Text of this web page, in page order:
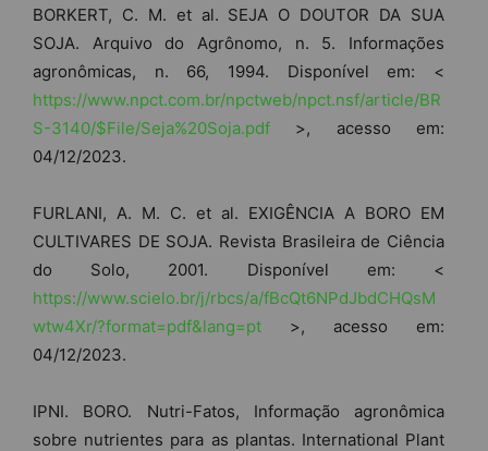
BORKERT, C. M. et al. SEJA O DOUTOR DA SUA
SOJA. Arquivo do Agrônomo, n. 5. Informações
agronômicas, n. 66, 1994. Disponível em: <
https://www.npct.com.br/npctweb/npct.nsf/article/BR
S-3140/$File/Seja%20Soja.pdf >, acesso em:
04/12/2023.
FURLANI, A. M. C. et al. EXIGÊNCIA A BORO EM
CULTIVARES DE SOJA. Revista Brasileira de Ciência
do Solo, 2001. Disponível em: <
https://www.scielo.br/j/rbcs/a/fBcQt6NPdJbdCHQsM
wtw4Xr/?format=pdf&lang=pt >, acesso em:
04/12/2023.
IPNI. BORO. Nutri-Fatos, Informação agronômica
sobre nutrientes para as plantas. International Plant